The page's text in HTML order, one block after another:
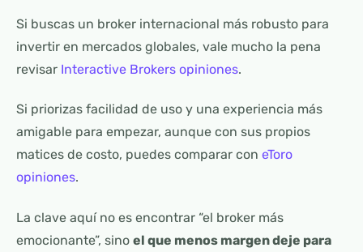
Si buscas un broker internacional más robusto para
invertir en mercados globales, vale mucho la pena
revisar Interactive Brokers opiniones.
Si priorizas facilidad de uso y una experiencia más
amigable para empezar, aunque con sus propios
matices de costo, puedes comparar con eToro
opiniones.
La clave aquí no es encontrar “el broker más
emocionante”, sino el que menos margen deje para